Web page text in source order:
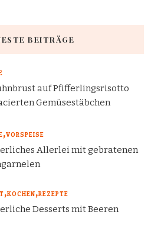
BEITRÄGE
auf Pfifferlingsrisotto
Gemüsestäbchen
VORSPEISE
Allerlei mit gebratenen
KOCHEN REZEPTE
Desserts mit Beeren